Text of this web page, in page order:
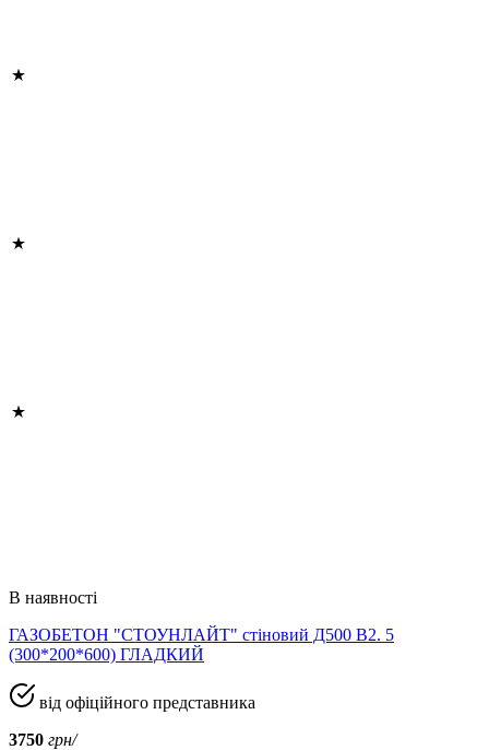
В наявності
ГАЗОБЕТОН "СТОУНЛАЙТ" стіновий Д500 В2. 5
(300*200*600) ГЛАДКИЙ
від офіційного представника
3750 грн/